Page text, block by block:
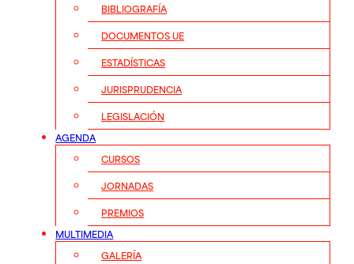
BIBLIOGRAFÍA
DOCUMENTOS UE
ESTADÍSTICAS
JURISPRUDENCIA
LEGISLACIÓN
AGENDA
CURSOS
JORNADAS
PREMIOS
MULTIMEDIA
GALERÍA